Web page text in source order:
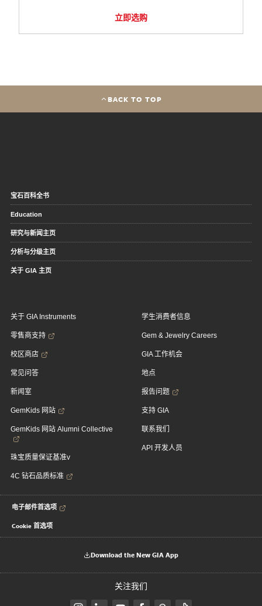
立即选购
BACK TO TOP
宝石百科全书
Education
研究与新闻主页
分析与分级主页
关于 GIA 主页
关于 GIA Instruments
零售商支持
校区商店
常见问答
新闻室
GemKids 网站
GemKids 网站 Alumni Collective
珠宝质量保证基准v
4C 钻石品质标准
学生消费者信息
Gem & Jewelry Careers
GIA 工作机会
地点
报告问题
支持 GIA
联系我们
API 开发人员
电子邮件首选项
Cookie 首选项
Download the New GIA App
关注我们